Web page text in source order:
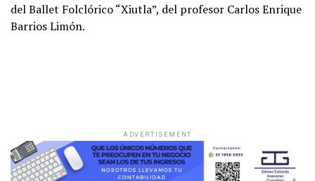
del Ballet Folclórico “Xiutla”, del profesor Carlos Enrique
Barrios Limón.
ADVERTISEMENT